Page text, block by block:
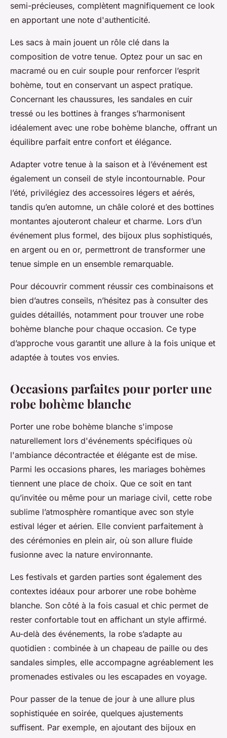
semi-précieuses, complètent magnifiquement ce look
en apportant une note d'authenticité.
Les sacs à main jouent un rôle clé dans la
composition de votre tenue. Optez pour un sac en
macramé ou en cuir souple pour renforcer l’esprit
bohème, tout en conservant un aspect pratique.
Concernant les chaussures, les sandales en cuir
tressé ou les bottines à franges s’harmonisent
idéalement avec une robe bohème blanche, offrant un
équilibre parfait entre confort et élégance.
Adapter votre tenue à la saison et à l’événement est
également un conseil de style incontournable. Pour
l’été, privilégiez des accessoires légers et aérés,
tandis qu’en automne, un châle coloré et des bottines
montantes ajouteront chaleur et charme. Lors d’un
événement plus formel, des bijoux plus sophistiqués,
en argent ou en or, permettront de transformer une
tenue simple en un ensemble remarquable.
Pour découvrir comment réussir ces combinaisons et
bien d’autres conseils, n’hésitez pas à consulter des
guides détaillés, notamment pour trouver une robe
bohème blanche pour chaque occasion. Ce type
d’approche vous garantit une allure à la fois unique et
adaptée à toutes vos envies.
Occasions parfaites pour porter une
robe bohème blanche
Porter une robe bohème blanche s'impose
naturellement lors d'événements spécifiques où
l'ambiance décontractée et élégante est de mise.
Parmi les occasions phares, les mariages bohèmes
tiennent une place de choix. Que ce soit en tant
qu’invitée ou même pour un mariage civil, cette robe
sublime l’atmosphère romantique avec son style
estival léger et aérien. Elle convient parfaitement à
des cérémonies en plein air, où son allure fluide
fusionne avec la nature environnante.
Les festivals et garden parties sont également des
contextes idéaux pour arborer une robe bohème
blanche. Son côté à la fois casual et chic permet de
rester confortable tout en affichant un style affirmé.
Au-delà des événements, la robe s’adapte au
quotidien : combinée à un chapeau de paille ou des
sandales simples, elle accompagne agréablement les
promenades estivales ou les escapades en voyage.
Pour passer de la tenue de jour à une allure plus
sophistiquée en soirée, quelques ajustements
suffisent. Par exemple, en ajoutant des bijoux en